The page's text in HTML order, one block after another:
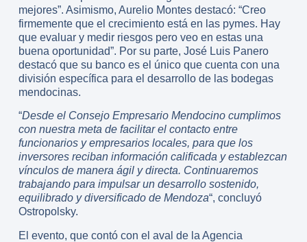
mejores”. Asimismo, Aurelio Montes destacó: “Creo
firmemente que el crecimiento está en las pymes. Hay
que evaluar y medir riesgos pero veo en estas una
buena oportunidad”. Por su parte, José Luis Panero
destacó que su banco es el único que cuenta con una
división específica para el desarrollo de las bodegas
mendocinas.
“Desde el Consejo Empresario Mendocino cumplimos
con nuestra meta de facilitar el contacto entre
funcionarios y empresarios locales, para que los
inversores reciban información calificada y establezcan
vínculos de manera ágil y directa. Continuaremos
trabajando para impulsar un desarrollo sostenido,
equilibrado y diversificado de Mendoza“, concluyó
Ostropolsky.
El evento, que contó con el aval de la Agencia